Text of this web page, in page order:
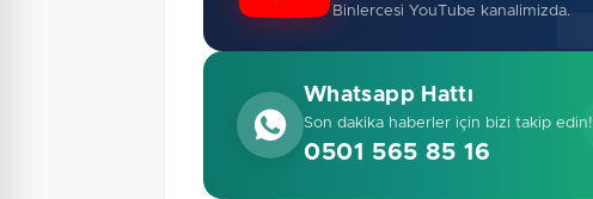
Binlercesi YouTube kanalimizda.
Whatsapp Hattı
Son dakika haberler için bizi takip edin!
0501 565 85 16